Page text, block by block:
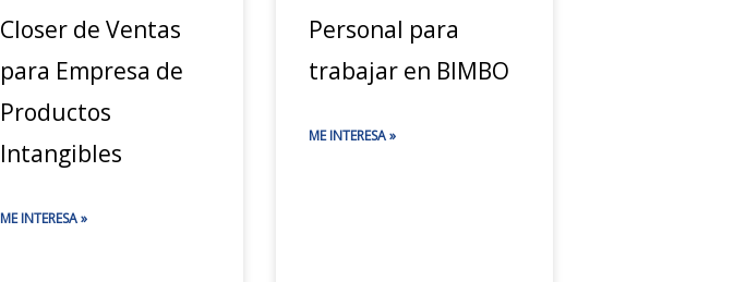
Closer de Ventas
para Empresa de
Productos
Intangibles
ME INTERESA »
Personal para
trabajar en BIMBO
ME INTERESA »